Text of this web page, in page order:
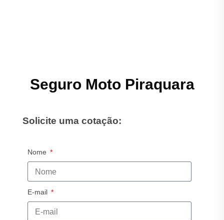
Seguro Moto Piraquara
Solicite uma cotação:
Nome
E-mail